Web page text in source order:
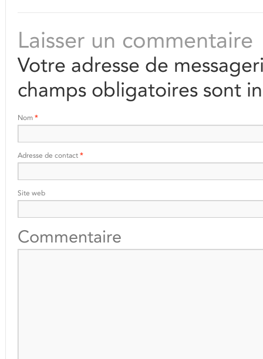
Laisser un commentaire
Votre adresse de
champs obligatoires sont
Nom *
Adresse de contact *
Site web
Commentaire